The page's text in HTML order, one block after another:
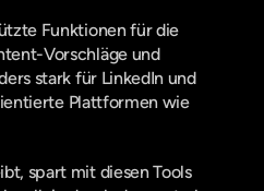
Funktionen für die
Vorschläge und
stark für LinkedIn und
Plattformen wie
spart mit diesen Tools